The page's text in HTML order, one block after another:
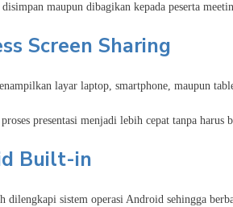
maupun dibagikan kepada peserta
Screen Sharing
layar laptop, smartphone, maupun
presentasi menjadi lebih cepat tanpa harus
Built-in
sistem operasi Android sehingga